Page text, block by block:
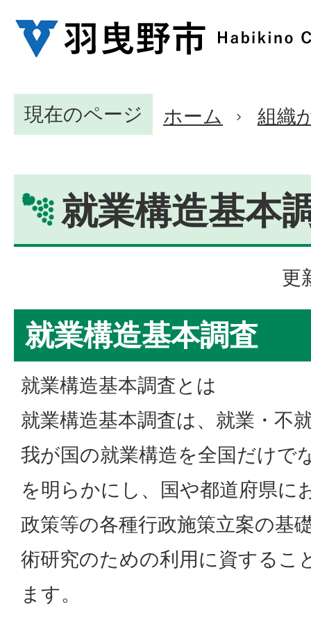
現在のページ ホーム 組織
就業構造基本
更
就業構造基本調査
就業構造基本調査とは
就業構造基本調査は、就業・不
我が国の就業構造を全国だけで
を明らかにし、国や都道府県に
政策等の各種行政施策立案の基
術研究のための利用に資するこ
ます。